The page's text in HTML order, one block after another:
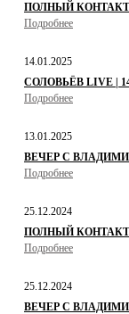
ПОЛНЫЙ КОНТАКТ |
Подробнее
14.01.2025
СОЛОВЬЁВ LIVE |
Подробнее
13.01.2025
ВЕЧЕР С
Подробнее
25.12.2024
ПОЛНЫЙ КОНТАКТ |
Подробнее
25.12.2024
ВЕЧЕР С